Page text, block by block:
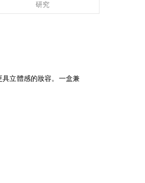
研究
立體感的妝容。一盒兼